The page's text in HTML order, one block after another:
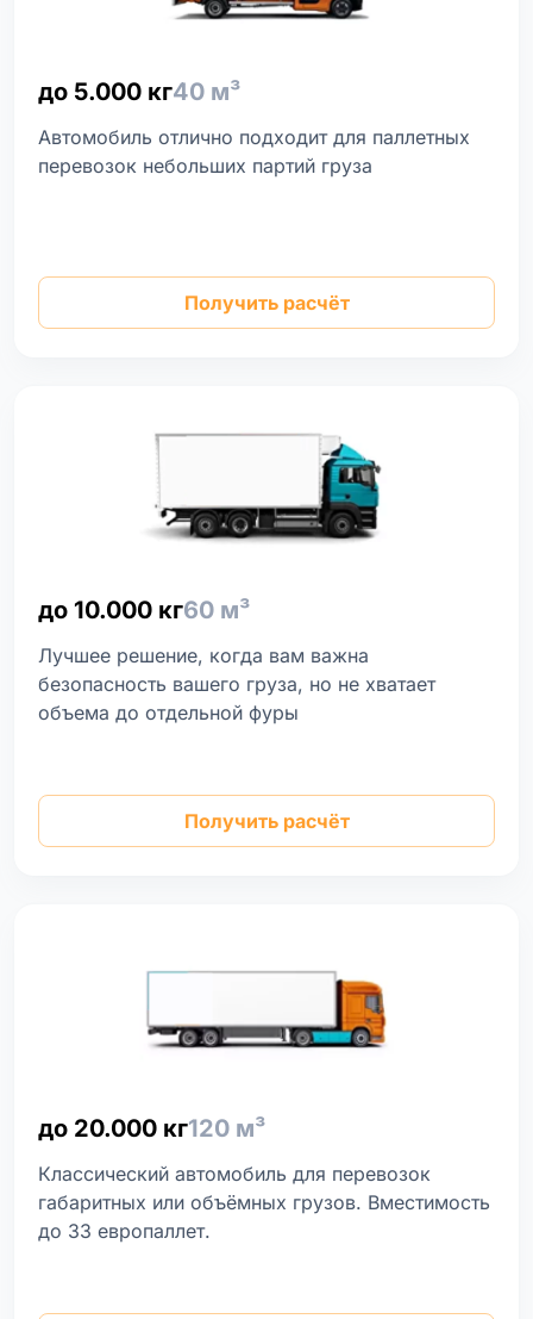
до 5.000 кг40 м³
Автомобиль отлично подходит для паллетных
перевозок небольших партий груза
Получить расчёт
до 10.000 кг60 м³
Лучшее решение, когда вам важна
безопасность вашего груза, но не хватает
объема до отдельной фуры
Получить расчёт
до 20.000 кг120 м³
Классический автомобиль для перевозок
габаритных или объёмных грузов. Вместимость
до 33 европаллет.